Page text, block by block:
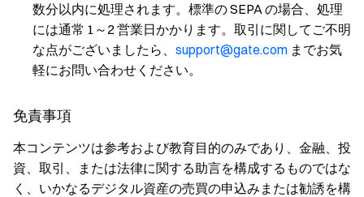
数分以内に処理されます。標準の SEPA の場合、処理
には通常 1～2 営業日かかります。取引に関してご不明
な点がございましたら、 support@gate.com までお気
軽にお問い合わせください。
免責事項
本コンテンツは参考および教育目的のみであり、金融、投
資、取引、または法律に関する助言を構成するものではな
く、いかなるデジタル資産の売買の申込みまたは勧誘を構